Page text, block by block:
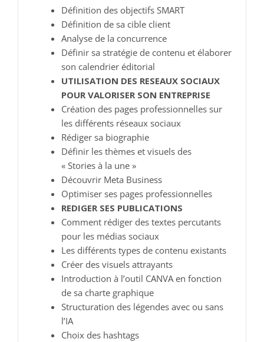
Définition des objectifs SMART
Définition de sa cible client
Analyse de la concurrence
Définir sa stratégie de contenu et élaborer
son calendrier éditorial
UTILISATION DES RESEAUX SOCIAUX
POUR VALORISER SON ENTREPRISE
Création des pages professionnelles sur
les différents réseaux sociaux
Rédiger sa biographie
Définir les thèmes et visuels des
« Stories à la une »
Découvrir Meta Business
Optimiser ses pages professionnelles
REDIGER SES PUBLICATIONS
Comment rédiger des textes percutants
pour les médias sociaux
Les différents types de contenu existants
Créer des visuels attrayants
Introduction à l’outil CANVA en fonction
de sa charte graphique
Structuration des légendes avec ou sans
l’IA
Choix des hashtags